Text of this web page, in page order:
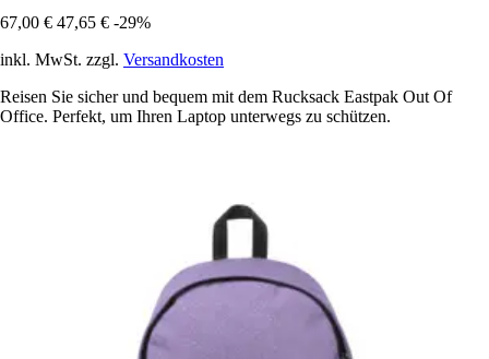
67,00 € 47,65 € -29%
inkl. MwSt. zzgl. Versandkosten
Reisen Sie sicher und bequem mit dem Rucksack Eastpak Out Of
Office. Perfekt, um Ihren Laptop unterwegs zu schützen.